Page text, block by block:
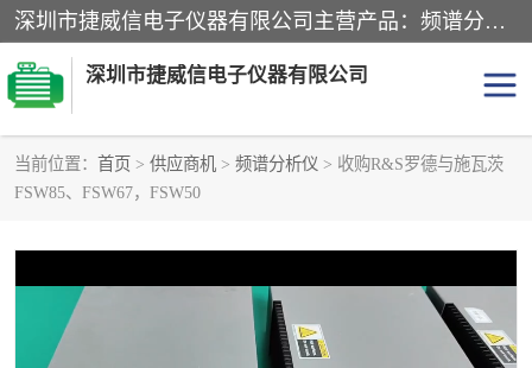
深圳市捷威信电子仪器有限公司主营产品：频谱分析仪.信号发生器.网络分析仪.音频分析仪，示波器，电源，音频分析仪。综合测试仪。蓝牙测试仪等
深圳市捷威信电子仪器有限公司
当前位置： 首页 > 供应商机 > 频谱分析仪 > 收购R&S罗德与施瓦茨
FSW85、FSW67，FSW50
探头
音频分析仪 天馈线测试仪